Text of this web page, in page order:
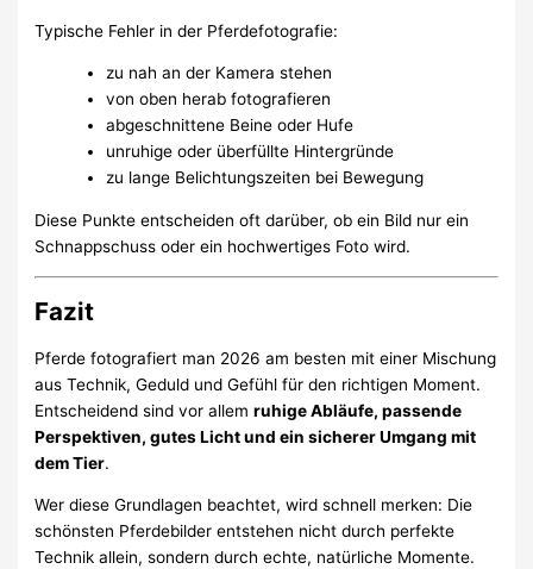
Typische Fehler in der Pferdefotografie:
zu nah an der Kamera stehen
von oben herab fotografieren
abgeschnittene Beine oder Hufe
unruhige oder überfüllte Hintergründe
zu lange Belichtungszeiten bei Bewegung
Diese Punkte entscheiden oft darüber, ob ein Bild nur ein
Schnappschuss oder ein hochwertiges Foto wird.
Fazit
Pferde fotografiert man 2026 am besten mit einer Mischung
aus Technik, Geduld und Gefühl für den richtigen Moment.
Entscheidend sind vor allemruhige Abläufe, passende
Perspektiven, gutes Licht und ein sicherer Umgang mit
dem Tier.
Wer diese Grundlagen beachtet, wird schnell merken: Die
schönsten Pferdebilder entstehen nicht durch perfekte
Technik allein, sondern durch echte, natürliche Momente.